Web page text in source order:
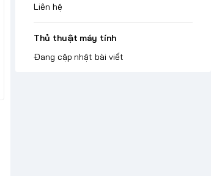
Liên hệ
Thủ thuật máy tính
Đang cập nhật bài viết